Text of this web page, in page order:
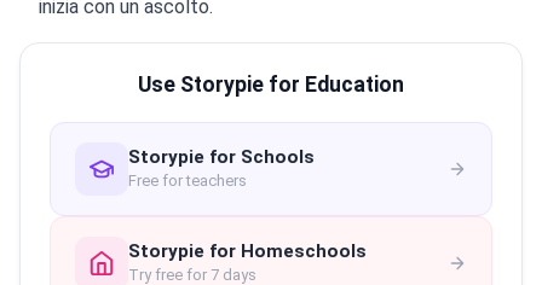
inizia con un ascolto.
Use Storypie for Education
Storypie for Schools
Free for teachers
Storypie for Homeschools
Try free for 7 days